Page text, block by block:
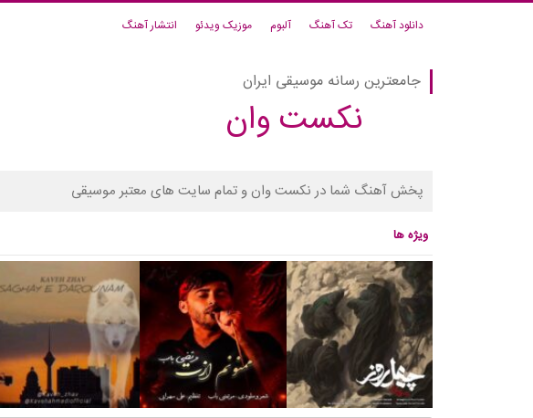
دانلود آهنگ تک آهنگ آلبوم موزیک ویدئو انتشار آهنگ
جامعترین رسانه موسیقی ایران
نکست وان
پخش آهنگ شما در نکست وان و تمام سایت های معتبر موسیقی
ویژه ها